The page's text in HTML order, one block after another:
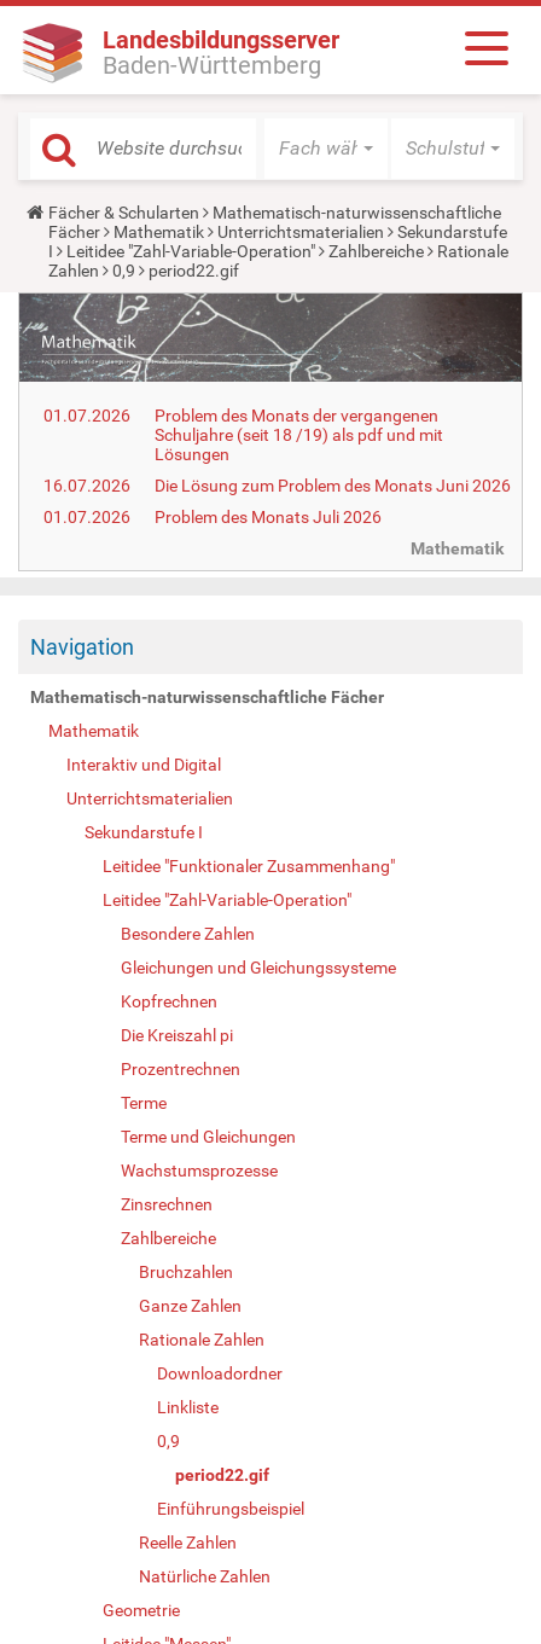
Landesbildungsserver
Baden-Württemberg
Fach wählen Schulstufe
Y
o
u
a
r
e
h
e
r
e
Fächer & Schularten
Mathematisch-naturwissenschaftliche
Fächer
Mathematik Unterrichtsmaterialien
Sekundarstufe
I
Leitidee "Zahl-Variable-Operation" Zahlbereiche
Rationale
Zahlen
0,9 period22.gif
01.07.2026
Problem des Monats der vergangenen
Schuljahre (seit 18 /19) als pdf und mit
Lösungen
16.07.2026
Die Lösung zum Problem des Monats Juni 2026
01.07.2026
Problem des Monats Juli 2026
Mathematik
Navigation
Mathematisch-naturwissenschaftliche Fächer
Mathematik
Interaktiv und Digital
Unterrichtsmaterialien
Sekundarstufe I
Leitidee "Funktionaler Zusammenhang"
Leitidee "Zahl-Variable-Operation"
Besondere Zahlen
Gleichungen und Gleichungssysteme
Kopfrechnen
Die Kreiszahl pi
Prozentrechnen
Terme
Terme und Gleichungen
Wachstumsprozesse
Zinsrechnen
Zahlbereiche
Bruchzahlen
Ganze Zahlen
Rationale Zahlen
Downloadordner
Linkliste
0,9
period22.gif
Einführungsbeispiel
Reelle Zahlen
Natürliche Zahlen
Geometrie